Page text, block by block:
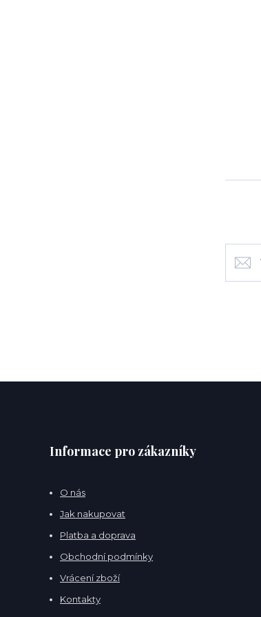
Informace pro zákazníky
O nás
Jak nakupovat
Platba a doprava
Obchodní podmínky
Vrácení zboží
Kontakty